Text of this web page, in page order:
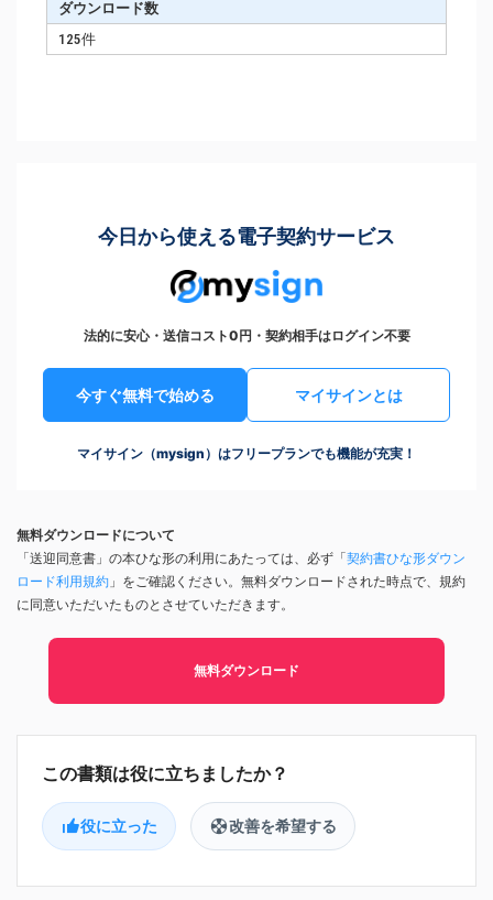
ダウンロード数
125件
今日から使える電子契約サービス
法的に安心・送信コスト0円・契約相手はログイン不要
今すぐ無料で始める マイサインとは
マイサイン（mysign）はフリープランでも機能が充実！
無料ダウンロードについて
「送迎同意書」の本ひな形の利用にあたっては、必ず「契約書ひな形ダウン
ロード利用規約 」をご確認ください。無料ダウンロードされた時点で、規約
に同意いただいたものとさせていただきます。
無料ダウンロード
役に立った 改善を希望する